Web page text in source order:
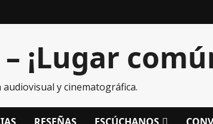
¡Lugar
y cinematográfica.